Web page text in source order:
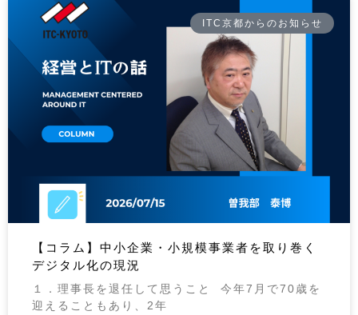
ITC京都からのお知らせ
【コラム】中小企業・小規模事業者を取り巻く
デジタル化の現況
１．理事長を退任して思うこと 今年7月で70歳を
迎えることもあり、2年